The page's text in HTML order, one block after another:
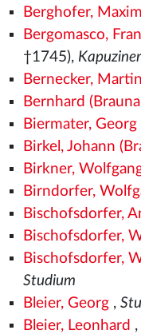
Berghofer,
Bergomasco,
†1745),
Bernecker,
Bernhard
Biermater, Georg
Birkel, Johann
Birkner,
Birndorfer,
Bischofsdorfer,
Bischofsdorfer,
Bischofsdorfer,
Studium
Bleier, Georg,
Bleier, Leonhard ,